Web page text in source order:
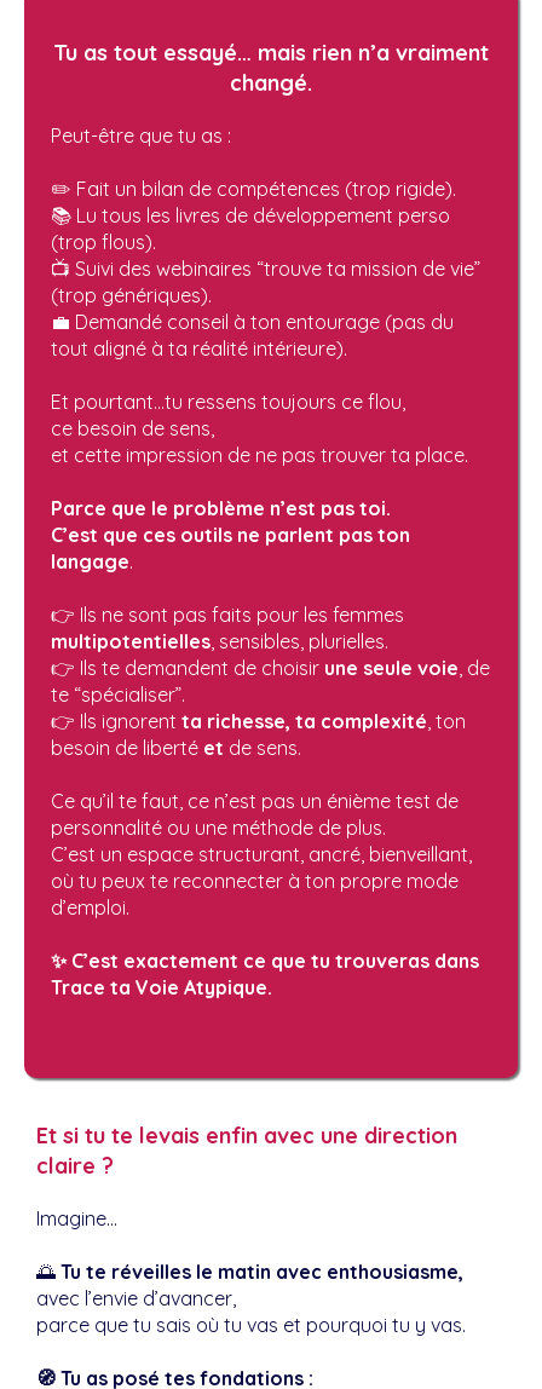
Tu as tout essayé… mais rien n’a vraiment
changé.
Peut-être que tu as :
✏️ Fait un bilan de compétences (trop rigide).
📚 Lu tous les livres de développement perso
(trop flous).
📺 Suivi des webinaires “trouve ta mission de vie”
(trop génériques).
💼 Demandé conseil à ton entourage (pas du
tout aligné à ta réalité intérieure).
Et pourtant…tu ressens toujours ce flou,
ce besoin de sens,
et cette impression de ne pas trouver ta place.
Parce que le problème n’est pas toi.
C’est que ces outils ne parlent pas ton
langage.
👉 Ils ne sont pas faits pour les femmes
multipotentielles, sensibles, plurielles.
👉 Ils te demandent de choisir une seule voie, de
te “spécialiser”.
👉 Ils ignorent ta richesse, ta complexité, ton
besoin de liberté et de sens.
Ce qu’il te faut, ce n’est pas un énième test de
personnalité ou une méthode de plus.
C’est un espace structurant, ancré, bienveillant,
où tu peux te reconnecter à ton propre mode
d’emploi.
✨ C’est exactement ce que tu trouveras dans
Trace ta Voie Atypique.
Et si tu te levais enfin avec une direction
claire ?
Imagine…
🌅 Tu te réveilles le matin avec enthousiasme,
avec l’envie d’avancer,
parce que tu sais où tu vas et pourquoi tu y vas.
🧭 Tu as posé tes fondations :